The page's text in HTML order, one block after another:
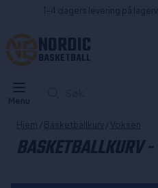
1-4 dagers levering på
NORDIC
BASKETBALL
Menu
Hjem / Basketballkurv / Voksen
BASKETBALLKURV